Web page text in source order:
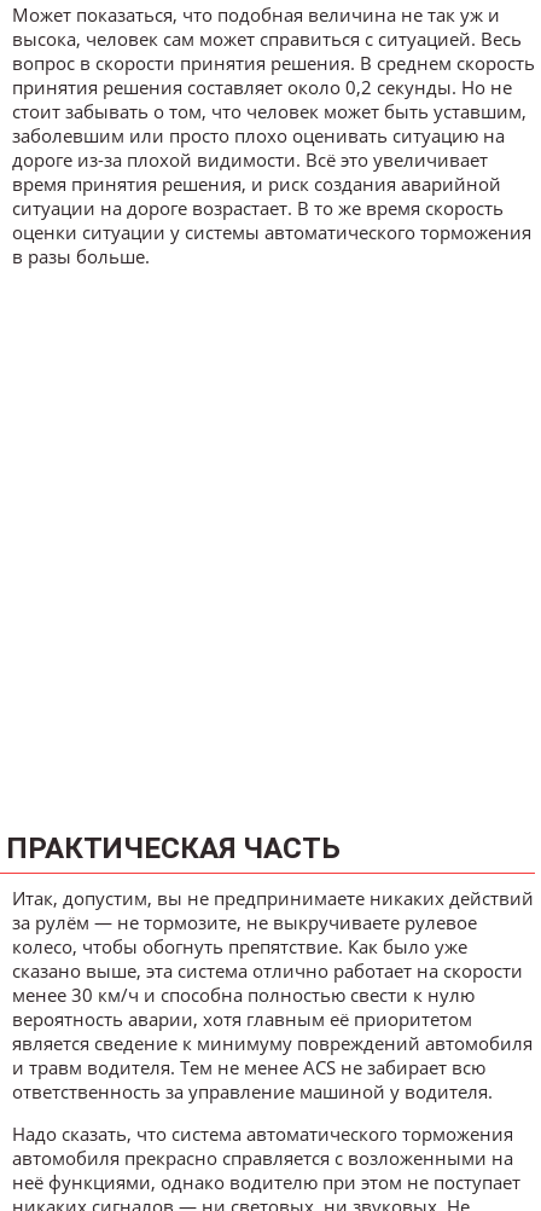
Может показаться, что подобная величина не так уж и
высока, человек сам может справиться с ситуацией. Весь
вопрос в скорости принятия решения. В среднем скорость
принятия решения составляет около 0,2 секунды. Но не
стоит забывать о том, что человек может быть уставшим,
заболевшим или просто плохо оценивать ситуацию на
дороге из-за плохой видимости. Всё это увеличивает
время принятия решения, и риск создания аварийной
ситуации на дороге возрастает. В то же время скорость
оценки ситуации у системы автоматического торможения
в разы больше.
ПРАКТИЧЕСКАЯ ЧАСТЬ
Итак, допустим, вы не предпринимаете никаких действий
за рулём — не тормозите, не выкручиваете рулевое
колесо, чтобы обогнуть препятствие. Как было уже
сказано выше, эта система отлично работает на скорости
менее 30 км/ч и способна полностью свести к нулю
вероятность аварии, хотя главным её приоритетом
является сведение к минимуму повреждений автомобиля
и травм водителя. Тем не менее ACS не забирает всю
ответственность за управление машиной у водителя.
Надо сказать, что система автоматического торможения
автомобиля прекрасно справляется с возложенными на
неё функциями, однако водителю при этом не поступает
никаких сигналов — ни световых, ни звуковых. Не